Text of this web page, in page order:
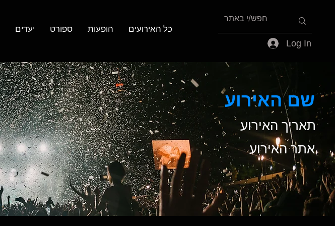
כל האירועים הופעות ספורט יעדים
Log In
שם האירוע
תאריך האירוע
אתר האירוע